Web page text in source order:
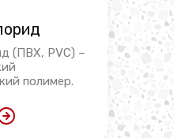
(ПВХ, PVC) –
полимер.